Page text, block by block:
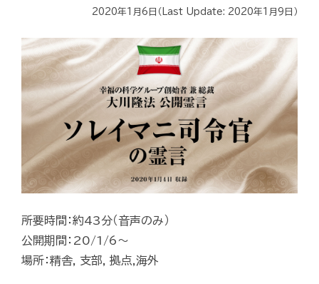
2020年1月6日 （Last Update: 2020年1月9日 ）
所要時間：約43分（音声のみ）
公開期間：20/1/6～
場所：精舎, 支部, 拠点,海外